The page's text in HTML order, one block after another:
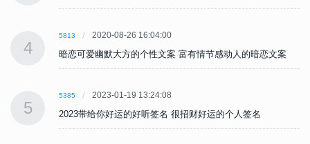
4
5813 2020-08-26 16:04:00
暗恋可爱幽默大方的个性文案 富有情节感动人的暗恋文案
5
5385 2023-01-19 13:24:08
2023带给你好运的好听签名 很招财好运的个人签名